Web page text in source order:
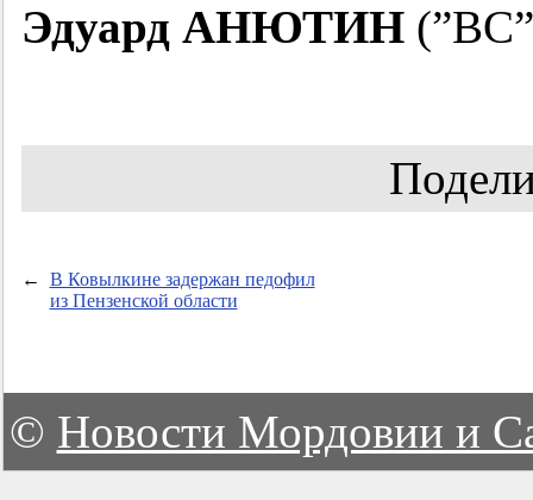
Эдуард АНЮТИН
←
В Ковылкине задержан педофил
из Пензенской области
© Новости Мордовии и